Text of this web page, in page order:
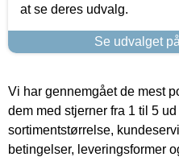
at se deres udvalg.
Se udvalget
Vi har gennemgået de mest
dem med stjerner fra 1 til 5
sortimentstørrelse,
betingelser, leveringsformer